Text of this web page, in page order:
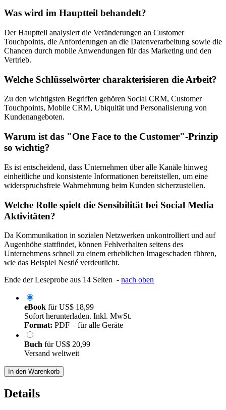
Was wird im Hauptteil behandelt?
Der Hauptteil analysiert die Veränderungen an Customer
Touchpoints, die Anforderungen an die Datenverarbeitung sowie die
Chancen durch mobile Anwendungen für das Marketing und den
Vertrieb.
Welche Schlüsselwörter charakterisieren die Arbeit?
Zu den wichtigsten Begriffen gehören Social CRM, Customer
Touchpoints, Mobile CRM, Ubiquität und Personalisierung von
Kundenangeboten.
Warum ist das "One Face to the Customer"-Prinzip
so wichtig?
Es ist entscheidend, dass Unternehmen über alle Kanäle hinweg
einheitliche und konsistente Informationen bereitstellen, um eine
widerspruchsfreie Wahrnehmung beim Kunden sicherzustellen.
Welche Rolle spielt die Sensibilität bei Social Media
Aktivitäten?
Da Kommunikation in sozialen Netzwerken unkontrolliert und auf
Augenhöhe stattfindet, können Fehlverhalten seitens des
Unternehmens schnell zu einem erheblichen Imageschaden führen,
wie das Beispiel Nestlé verdeutlicht.
Ende der Leseprobe aus 14 Seiten - nach oben
eBook fürUS$ 18,99
Sofort herunterladen. Inkl. MwSt.
Format: PDF – für alle Geräte
Buch fürUS$ 20,99
Versand weltweit
In den Warenkorb
Details